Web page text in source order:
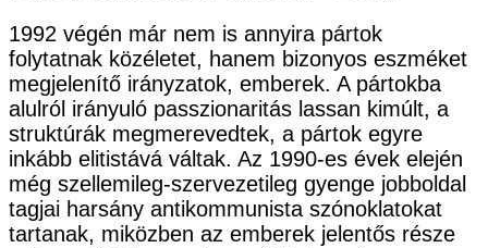
1992 végén már nem is annyira pártok
folytatnak közéletet, hanem bizonyos eszméket
megjelenítő irányzatok, emberek. A pártokba
alulról irányuló passzionaritás lassan kimúlt, a
struktúrák megmerevedtek, a pártok egyre
inkább elitistává váltak. Az 1990-es évek elején
még szellemileg-szervezetileg gyenge jobboldal
tagjai harsány antikommunista szónoklatokat
tartanak, miközben az emberek jelentős része